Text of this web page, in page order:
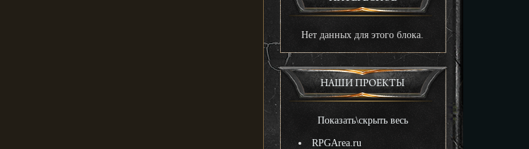
Нет данных для этого блока.
НАШИ ПРОЕКТЫ
Показать\скрыть весь
RPGArea.ru